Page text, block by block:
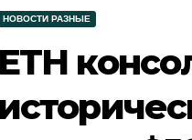
НОВОСТИ РАЗНЫЕ
ETH